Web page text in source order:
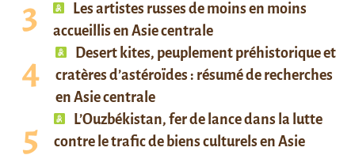
Les artistes russes de moins en moins
accueillis en Asie centrale
Desert kites, peuplement préhistorique et
cratères d’astéroïdes : résumé de recherches
en Asie centrale
L’Ouzbékistan, fer de lance dans la lutte
contre le trafic de biens culturels en Asie